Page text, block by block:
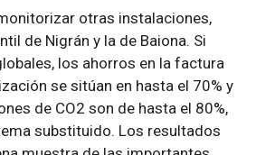
otras instalaciones,
de Nigrán y la de Baiona. Si
los ahorros en la factura
se sitúan en hasta el 70% y
de CO2 son de hasta el 80%,
substituido. Los resultados